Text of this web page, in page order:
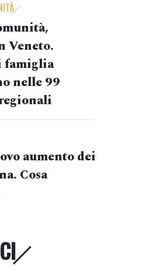
Veneto.
famiglia
nelle 99
aumento dei
Cosa